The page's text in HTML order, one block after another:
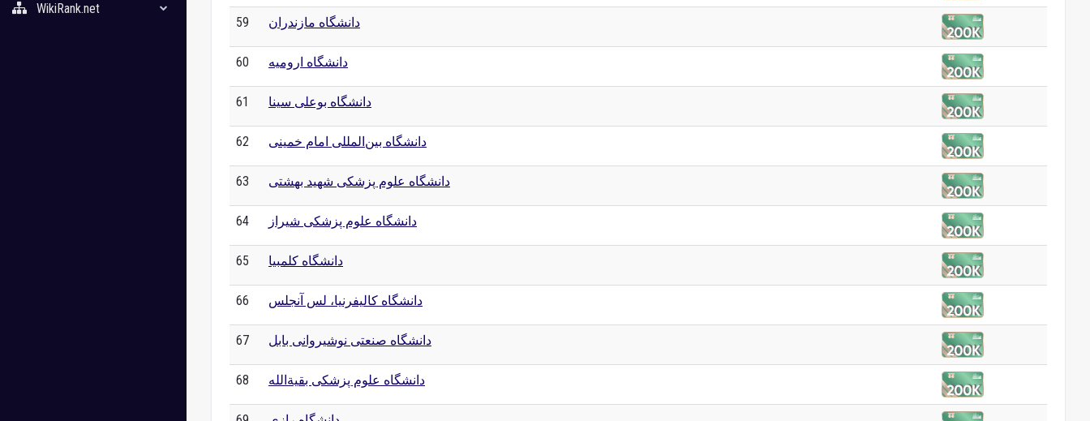
WikiRank.net
59 دانشگاه مازندران
60 دانشگاه ارومیه
61 دانشگاه بوعلی سینا
62 دانشگاه بین‌المللی امام خمینی
63 دانشگاه علوم پزشکی شهید بهشتی
64 دانشگاه علوم پزشکی شیراز
65 دانشگاه کلمبیا
66 دانشگاه کالیفرنیا، لس آنجلس
67 دانشگاه صنعتی نوشیروانی بابل
68 دانشگاه علوم پزشکی بقیةالله